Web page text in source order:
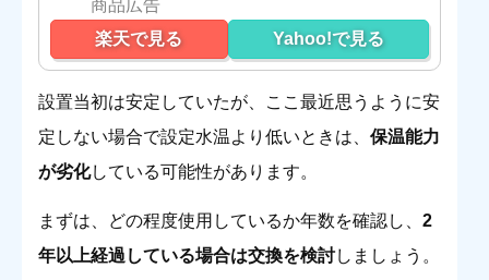
楽天で見る Yahoo!で見る
設置当初は安定していたが、ここ最近思うように安
定しない場合で設定水温より低いときは、 保温能力
が劣化している可能性があります。
まずは、どの程度使用しているか年数を確認し、 2
年以上経過している場合は交換を検討しましょう。